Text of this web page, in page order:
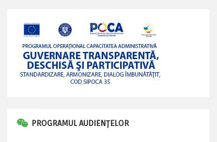
PROGRAMUL AUDIENȚELOR